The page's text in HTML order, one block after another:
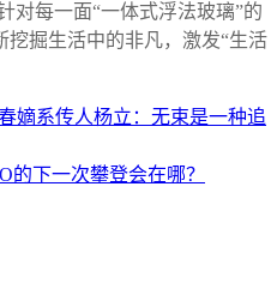
对每一面“一体式浮法玻璃”的
挖掘生活中的非凡，激发“生活
嫡系传人杨立：无束是一种追
的下一次攀登会在哪？